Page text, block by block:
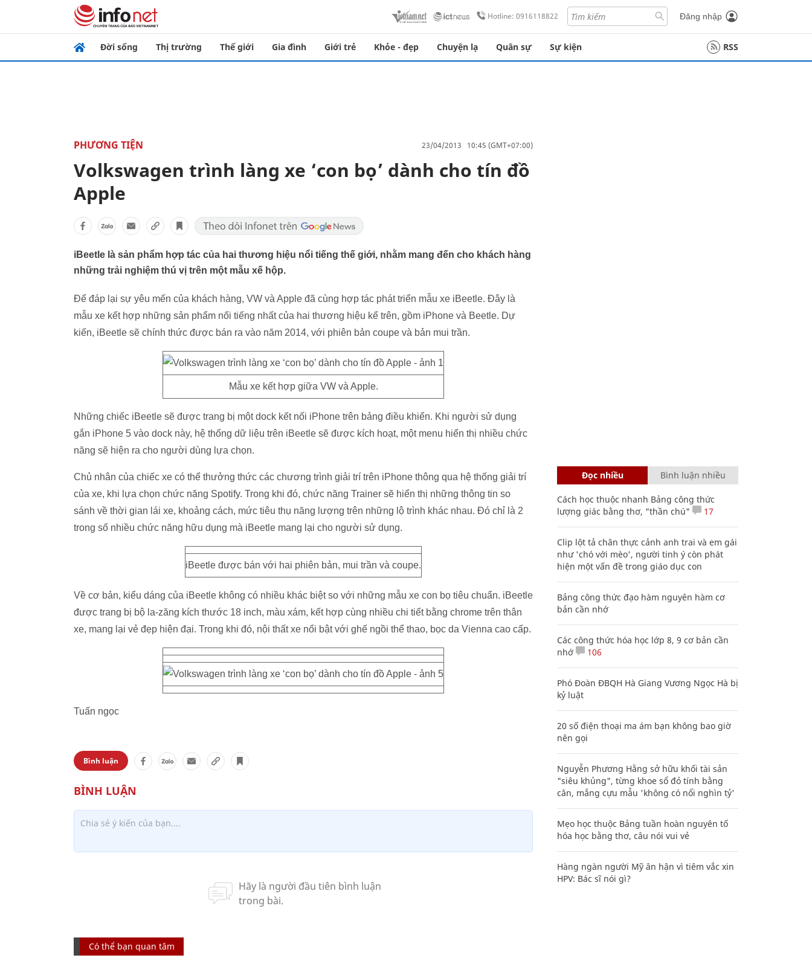
Hotline: 0916118822 Đăng nhập
Đời sống Thị trường Thế giới Gia đình Giới trẻ Khỏe - đẹp Chuyện lạ Quân sự Sự kiện RSS
PHƯƠNG TIỆN 23/04/2013 10:45 (GMT+07:00)
Volkswagen trình làng xe ‘con bọ’ dành cho tín đồ
Apple
iBeetle là sản phẩm hợp tác của hai thương hiệu nổi tiếng thế giới, nhằm mang đến cho khách hàng
những trải nghiệm thú vị trên một mẫu xế hộp.
Để đáp lại sự yêu mến của khách hàng, VW và Apple đã cùng hợp tác phát triển mẫu xe iBeetle. Đây là
mẫu xe kết hợp những sản phẩm nổi tiếng nhất của hai thương hiệu kể trên, gồm iPhone và Beetle. Dự
kiến, iBeetle sẽ chính thức được bán ra vào năm 2014, với phiên bản coupe và bản mui trần.
Mẫu xe kết hợp giữa VW và Apple.
Những chiếc iBeetle sẽ được trang bị một dock kết nối iPhone trên bảng điều khiển. Khi người sử dụng
gắn iPhone 5 vào dock này, hệ thống dữ liệu trên iBeetle sẽ được kích hoạt, một menu hiển thị nhiều chức
năng sẽ hiện ra cho người dùng lựa chọn.
Chủ nhân của chiếc xe có thể thưởng thức các chương trình giải trí trên iPhone thông qua hệ thống giải trí
của xe, khi lựa chọn chức năng Spotify. Trong khi đó, chức năng Trainer sẽ hiển thị những thông tin so
sánh về thời gian lái xe, khoảng cách, mức tiêu thụ năng lượng trên những lộ trình khác nhau. Đó chỉ là 2
trong số nhiều chức năng hữu dụng mà iBeetle mang lại cho người sử dụng.
iBeetle được bán với hai phiên bản, mui trần và coupe.
Về cơ bản, kiểu dáng của iBeetle không có nhiều khác biệt so với những mẫu xe con bọ tiêu chuẩn. iBeetle
được trang bị bộ la-zăng kích thước 18 inch, màu xám, kết hợp cùng nhiều chi tiết bằng chrome trên thân
xe, mang lại vẻ đẹp hiện đại. Trong khi đó, nội thất xe nổi bật với ghế ngồi thể thao, bọc da Vienna cao cấp.
Tuấn ngọc
Bình luận
Có thể bạn quan tâm
Đọc nhiều Bình luận nhiều
Cách học thuộc nhanh Bảng công thức
lượng giác bằng thơ, "thần chú"
17
Clip lột tả chân thực cảnh anh trai và em gái
như 'chó với mèo', người tinh ý còn phát
hiện một vấn đề trong giáo dục con
Bảng công thức đạo hàm nguyên hàm cơ
bản cần nhớ
Các công thức hóa học lớp 8, 9 cơ bản cần
nhớ
106
Phó Đoàn ĐBQH Hà Giang Vương Ngọc Hà bị
kỷ luật
20 số điện thoại ma ám bạn không bao giờ
nên gọi
Nguyễn Phương Hằng sở hữu khối tài sản
"siêu khủng", từng khoe sổ đỏ tính bằng
cân, mắng cựu mẫu 'không có nổi nghìn tỷ'
Mẹo học thuộc Bảng tuần hoàn nguyên tố
hóa học bằng thơ, câu nói vui vẻ
Hàng ngàn người Mỹ ân hận vì tiêm vắc xin
HPV: Bác sĩ nói gì?